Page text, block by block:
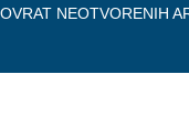
NEOTVORENIH